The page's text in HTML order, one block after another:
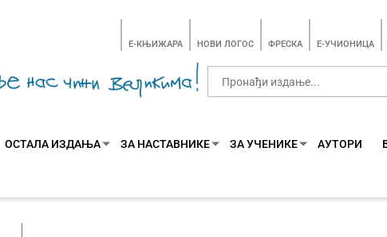
E-КЊИЖАРА НОВИ ЛОГОС ФРЕСКА E-УЧИОНИЦА
ОСТАЛА ИЗДАЊА ЗА НАСТАВНИКЕ ЗА УЧЕНИКЕ АУТОРИ